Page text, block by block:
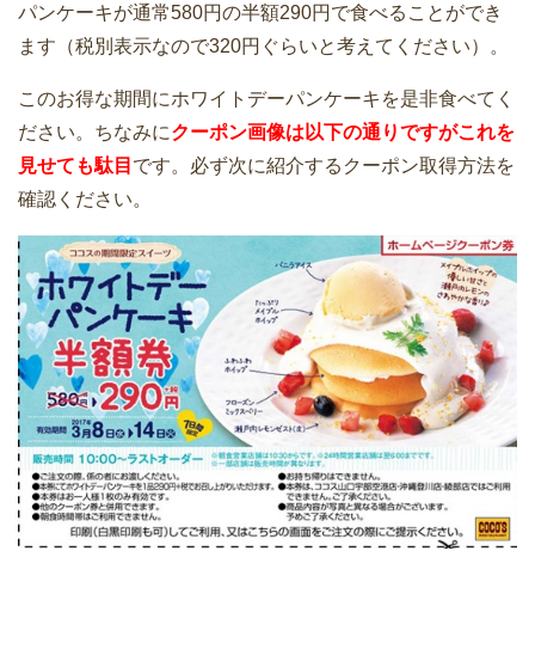
パンケーキが通常580円の半額290円で食べることができ
ます（税別表示なので320円ぐらいと考えてください）。
このお得な期間にホワイトデーパンケーキを是非食べてく
ださい。ちなみにクーポン画像は以下の通りですがこれを
見せても駄目 です。必ず次に紹介するクーポン取得方法を
確認ください。